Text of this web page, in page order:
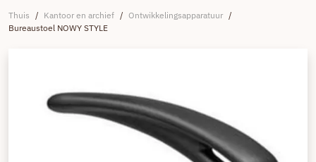
Thuis / Kantoor en archief / Ontwikkelingsapparatuur /
Bureaustoel NOWY STYLE